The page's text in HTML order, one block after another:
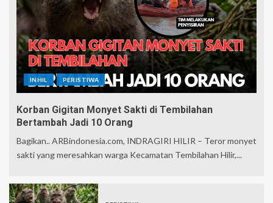
INHIL PERISTIWA
Korban Gigitan Monyet Sakti di Tembilahan
Bertambah Jadi 10 Orang
Bagikan.. ARBindonesia.com, INDRAGIRI HILIR – Teror monyet
sakti yang meresahkan warga Kecamatan Tembilahan Hilir,...